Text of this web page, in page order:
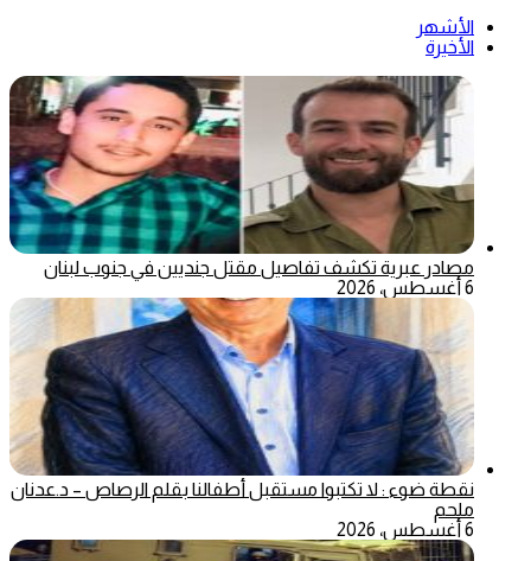
الأشهر
الأخيرة
مصادر عبرية تكشف تفاصيل مقتل جنديين في جنوب لبنان
6 أغسطس، 2026
نقطة ضوء : لا تكتبوا مستقبل أطفالنا بقلم الرصاص – د.عدنان
ملحم
6 أغسطس، 2026